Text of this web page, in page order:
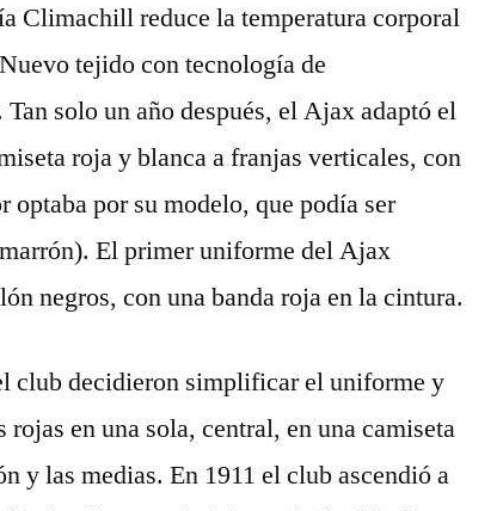
Climachill reduce la temperatura corporal
tejido con tecnología de
solo un año después, el Ajax adaptó el
roja y blanca a franjas verticales, con
optaba por su modelo, que podía ser
El primer uniforme del Ajax
negros, con una banda roja en la cintura.
club decidieron simplificar el uniforme y
en una sola, central, en una camiseta
y las medias. En 1911 el club ascendió a